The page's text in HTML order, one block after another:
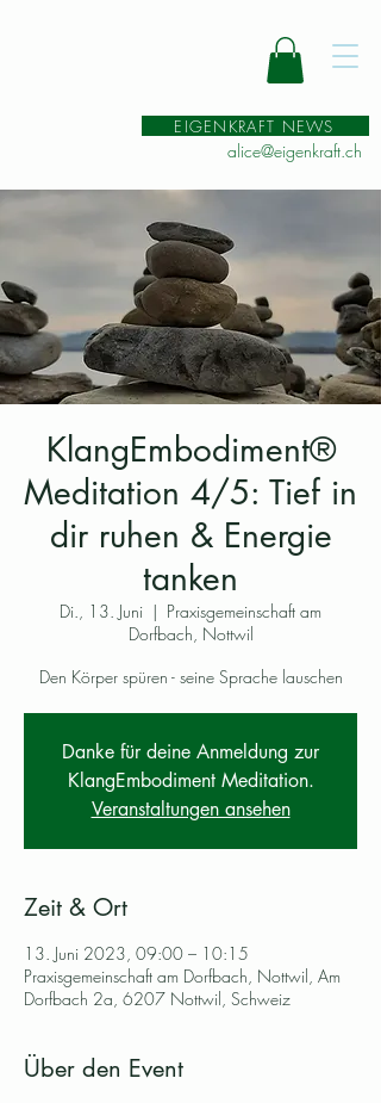
EIGENKRAFT NEWS
alice@eigenkraft.ch
KlangEmbodiment®
Meditation 4/5: Tief in
dir ruhen & Energie
tanken
Di., 13. Juni
  |
Praxisgemeinschaft am
Dorfbach, Nottwil
Den Körper spüren - seine Sprache lauschen
Danke für deine Anmeldung zur
KlangEmbodiment Meditation.
Veranstaltungen ansehen
Zeit & Ort
13. Juni 2023, 09:00 – 10:15
Praxisgemeinschaft am Dorfbach, Nottwil, Am
Dorfbach 2a, 6207 Nottwil, Schweiz
Über den Event